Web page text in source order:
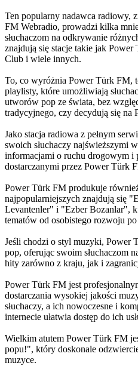
Ten popularny nadawca radiowy,
FM Webradio, prowadzi kilka
słuchaczom na odkrywanie
znajdują się stacje takie jak
Club i wiele innych.
To, co wyróżnia Power Türk FM,
playlisty, które umożliwiają
utworów pop ze świata, bez
tradycyjnego, czy decydują się na
Jako stacja radiowa z pełnym
swoich słuchaczy najświeższymi
informacjami o ruchu drogowym i
dostarczanymi przez Power Türk
Power Türk FM produkuje
najpopularniejszych znajdują się
Levantenler" i "Ezber Bozanlar",
tematów od osobistego rozwoju
Jeśli chodzi o styl muzyki, Power
pop, oferując swoim słuchaczom
hity zarówno z kraju, jak i
Power Türk FM jest
dostarczania wysokiej jakości
słuchaczy, a ich nowoczesne i
internecie ułatwia dostęp do ich
Wielkim atutem Power Türk FM
popu!", który doskonale
muzyce.